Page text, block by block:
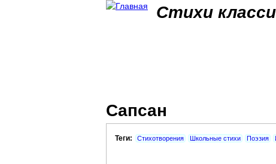
Стихи
Сапсан
Теги: Стихотворения Школьные стихи Поэзия